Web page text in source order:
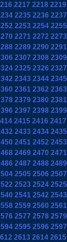
2217 2218 2219
2235 2236 2237
2253 2254 2255
2271 2272 2273
2289 2290 2291
2307 2308 2309
2325 2326 2327
2343 2344 2345
2361 2362 2363
2379 2380 2381
2397 2398 2399
2415 2416 2417
2433 2434 2435
2451 2452 2453
2469 2470 2471
2487 2488 2489
2505 2506 2507
2523 2524 2525
2541 2542 2543
2559 2560 2561
2577 2578 2579
2595 2596 2597
2613 2614 2615